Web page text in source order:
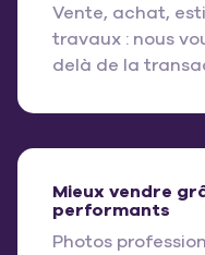
Vente, achat,
travaux : nous
delà de la
Mieux vendre
performants
Photos